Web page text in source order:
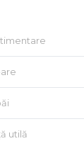
ce oferă
utilă